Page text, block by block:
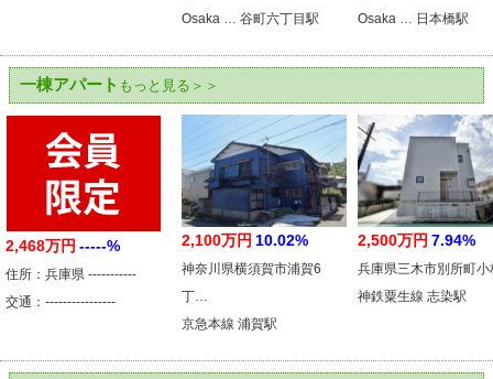
Osaka … 谷町六丁目駅
Osaka … 日本橋駅
一棟アパート もっと見る＞＞
2,468万円 -----%
住所：兵庫県 -----------
交通：----------------
2,100万円 10.02%
神奈川県横須賀市浦賀6
丁…
京急本線 浦賀駅
2,500万円 7.94%
兵庫県三木市別所町小
神鉄粟生線 志染駅